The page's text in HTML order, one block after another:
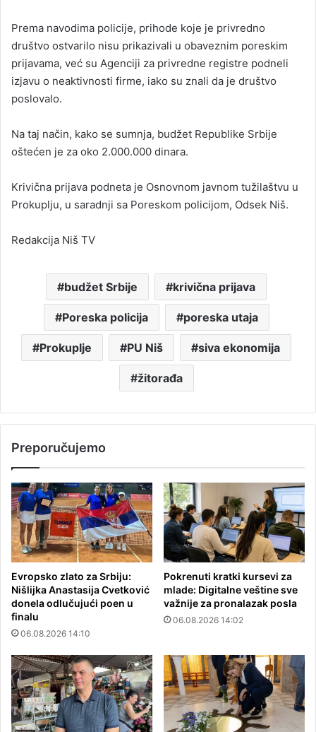
Prema navodima policije, prihode koje je privredno
društvo ostvarilo nisu prikazivali u obaveznim poreskim
prijavama, već su Agenciji za privredne registre podneli
izjavu o neaktivnosti firme, iako su znali da je društvo
poslovalo.
Na taj način, kako se sumnja, budžet Republike Srbije
oštećen je za oko 2.000.000 dinara.
Krivična prijava podneta je Osnovnom javnom tužilaštvu u
Prokuplju, u saradnji sa Poreskom policijom, Odsek Niš.
Redakcija Niš TV
budžet Srbije krivična prijava
Poreska policija poreska utaja
Prokuplje PU Niš siva ekonomija
žitorađa
Preporučujemo
Evropsko zlato za Srbiju:
Nišlijka Anastasija Cvetković
donela odlučujući poen u
finalu
06.08.2026 14:10
Pokrenuti kratki kursevi za
mlade: Digitalne veštine sve
važnije za pronalazak posla
06.08.2026 14:02